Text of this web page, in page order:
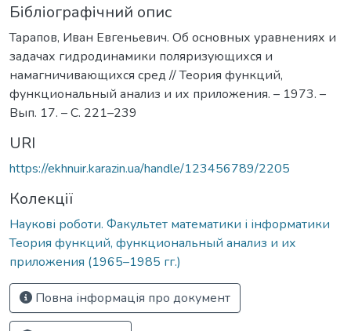
Бібліографічний опис
Тарапов, Иван Евгеньевич. Об основных уравнениях и
задачах гидродинамики поляризующихся и
намагничивающихся сред // Теория функций,
функциональный анализ и их приложения. – 1973. –
Вып. 17. – С. 221–239
URI
https://ekhnuir.karazin.ua/handle/123456789/2205
Колекції
Наукові роботи. Факультет математики і інформатики
Теория функций, функциональный анализ и их
приложения (1965–1985 гг.)
Повна інформація про документ